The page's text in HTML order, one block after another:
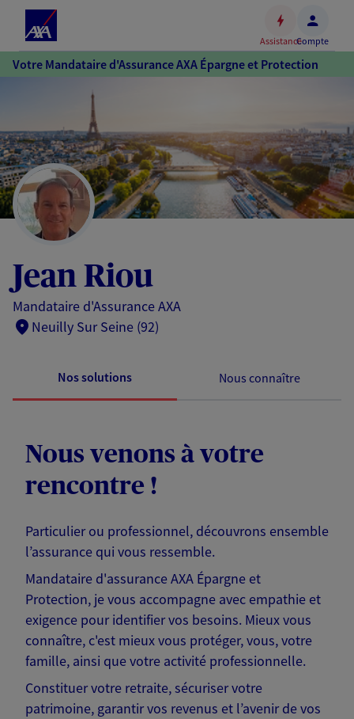
Accéder
au
au
pied
de
AssistanceCompte
Votre Mandataire d'Assurance AXA Épargne et Protection
Jean Riou
Mandataire d'Assurance AXA
Neuilly Sur Seine (92)
Nos solutions Nous connaître
Nous venons à votre
rencontre !
Particulier ou professionnel, découvrons ensemble
l’assurance qui vous ressemble.
Mandataire d'assurance AXA Épargne et
Protection, je vous accompagne avec empathie et
exigence pour identifier vos besoins. Mieux vous
connaître, c'est mieux vous protéger, vous, votre
famille, ainsi que votre activité professionnelle.
Constituer votre retraite, sécuriser votre
patrimoine, garantir vos revenus et l’avenir de vos